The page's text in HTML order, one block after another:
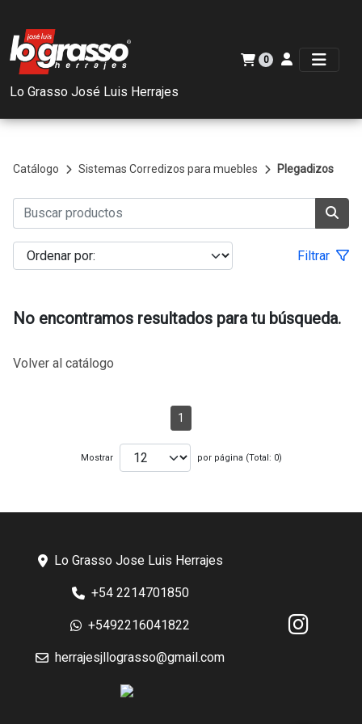
Lo Grasso José Luis Herrajes
0
Catálogo Sistemas Corredizos para muebles Plegadizos
Filtrar
No encontramos resultados para tu búsqueda.
Volver al catálogo
1
Mostrar por página (Total: 0)
Lo Grasso Jose Luis Herrajes
+54 2214701850
+5492216041822
herrajesjllograsso@gmail.com